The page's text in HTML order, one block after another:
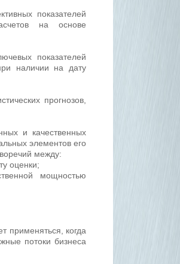
показателей
на основе
показателей
наличии на дату
прогнозов,
и качественных
элементов его
между:
оценки;
мощностью
применяться, когда
потоки бизнеса